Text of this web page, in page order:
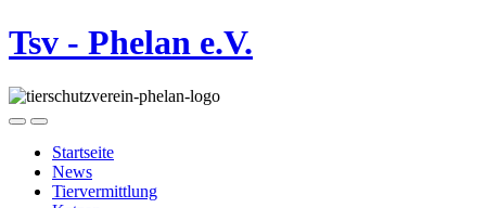
Tsv - Phelan e.V.
Startseite
News
Tiervermittlung